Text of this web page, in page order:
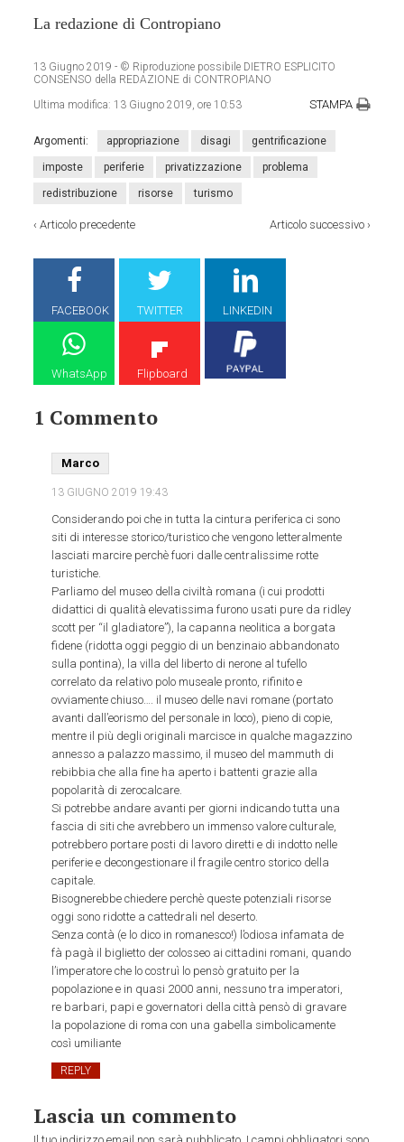
La redazione di Contropiano
13 Giugno 2019 - © Riproduzione possibile DIETRO ESPLICITO
CONSENSO della REDAZIONE di CONTROPIANO
Ultima modifica: 13 Giugno 2019, ore 10:53 STAMPA
Argomenti: appropriazione disagi gentrificazione
imposte periferie privatizzazione problema
redistribuzione risorse turismo
‹Articolo precedente Articolo successivo›
FACEBOOK TWITTER LINKEDIN
WhatsApp Flipboard
1 Commento
Marco
13 GIUGNO 2019 19:43
Considerando poi che in tutta la cintura periferica ci sono
siti di interesse storico/turistico che vengono letteralmente
lasciati marcire perchè fuori dalle centralissime rotte
turistiche.
Parliamo del museo della civiltà romana (i cui prodotti
didattici di qualità elevatissima furono usati pure da ridley
scott per “il gladiatore”), la capanna neolitica a borgata
fidene (ridotta oggi peggio di un benzinaio abbandonato
sulla pontina), la villa del liberto di nerone al tufello
correlato da relativo polo museale pronto, rifinito e
ovviamente chiuso…. il museo delle navi romane (portato
avanti dall’eorismo del personale in loco), pieno di copie,
mentre il più degli originali marcisce in qualche magazzino
annesso a palazzo massimo, il museo del mammuth di
rebibbia che alla fine ha aperto i battenti grazie alla
popolarità di zerocalcare.
Si potrebbe andare avanti per giorni indicando tutta una
fascia di siti che avrebbero un immenso valore culturale,
potrebbero portare posti di lavoro diretti e di indotto nelle
periferie e decongestionare il fragile centro storico della
capitale.
Bisognerebbe chiedere perchè queste potenziali risorse
oggi sono ridotte a cattedrali nel deserto.
Senza contà (e lo dico in romanesco!) l’odiosa infamata de
fà pagà il biglietto der colosseo ai cittadini romani, quando
l’imperatore che lo costruì lo pensò gratuito per la
popolazione e in quasi 2000 anni, nessuno tra imperatori,
re barbari, papi e governatori della città pensò di gravare
la popolazione di roma con una gabella simbolicamente
così umiliante
REPLY
Lascia un commento